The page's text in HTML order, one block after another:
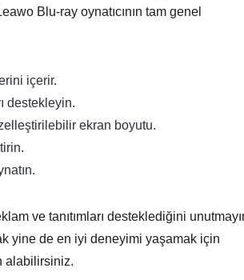
Blu-ray oynatıcının tam genel
içerir.
destekleyin.
ekran boyutu.
ve tanıtımları desteklediğini
yine de en iyi deneyimi yaşamak için
alabilirsiniz.